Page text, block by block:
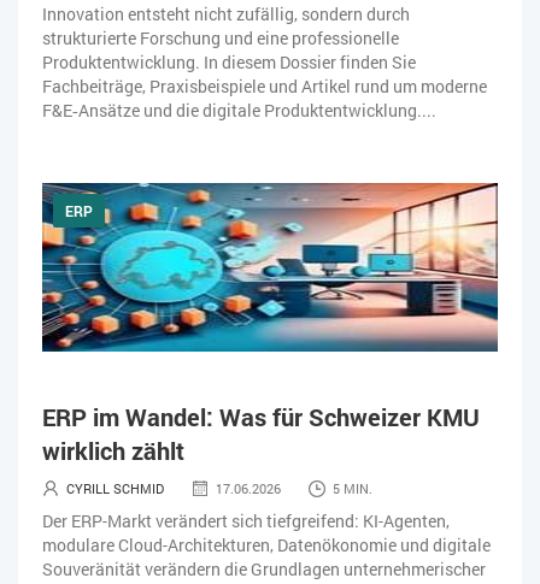
Innovation entsteht nicht zufällig, sondern durch
strukturierte Forschung und eine professionelle
Produktentwicklung. In diesem Dossier finden Sie
Fachbeiträge, Praxisbeispiele und Artikel rund um moderne
F&E‑Ansätze und die digitale Produktentwicklung....
ERP
ERP im Wandel: Was für Schweizer KMU
wirklich zählt
CYRILL SCHMID 17.06.2026 5 MIN.
Der ERP-Markt verändert sich tiefgreifend: KI-Agenten,
modulare Cloud-Architekturen, Datenökonomie und digitale
Souveränität verändern die Grundlagen unternehmerischer